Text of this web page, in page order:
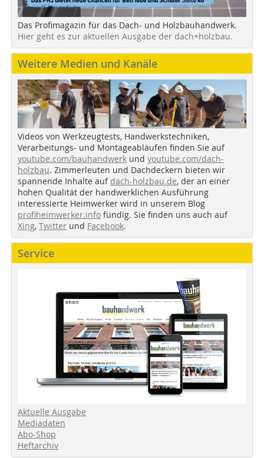
Das Profimagazin für das Dach- und Holzbauhandwerk.
Hier geht es zur aktuellen Ausgabe der dach+holzbau.
Weitere Medien und Kanäle
Videos von Werkzeugtests, Handwerkstechniken,
Verarbeitungs- und Montageabläufen finden Sie auf
youtube.com/bauhandwerk und youtube.com/dach-
holzbau. Zimmerleuten und Dachdeckern bieten wir
spannende Inhalte auf dach-holzbau.de, der an einer
hohen Qualität der handwerklichen Ausführung
interessierte Heimwerker wird in unserem Blog
profiheimwerker.info fündig. Sie finden uns auch auf
Xing, Twitter und Facebook.
Service
Aktuelle Ausgabe
Mediadaten
Abo-Shop
Heftarchiv